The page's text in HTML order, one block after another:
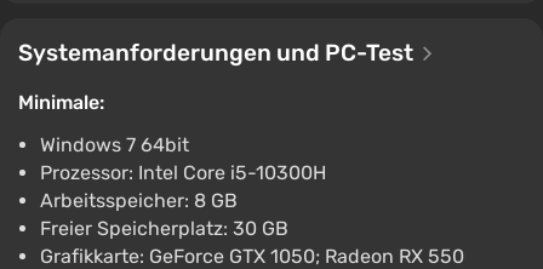
Systemanforderungen und PC-Test
Minimale:
Windows 7 64bit
Prozessor: Intel Core i5-10300H
Arbeitsspeicher: 8 GB
Freier Speicherplatz: 30 GB
Grafikkarte: GeForce GTX 1050; Radeon RX 550